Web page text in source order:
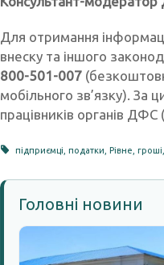
Для отримання
внеску та іншого
800-501-007
мобільного зв’язку).
працівників органів
підприємці ,податки ,Рівне ,гроші
Головні новини